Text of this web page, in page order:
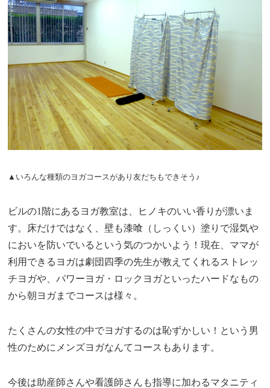
▲いろんな種類のヨガコースがあり友だちもできそう♪
ビルの1階にあるヨガ教室は、ヒノキのいい香りが漂いま
す。床だけではなく、壁も漆喰（しっくい）塗りで湿気や
においを防いでいるという気のつかいよう！現在、ママが
利用できるヨガは劇団四季の先生が教えてくれるストレッ
チヨガや、パワーヨガ・ロックヨガといったハードなもの
から朝ヨガまでコースは様々。
たくさんの女性の中でヨガするのは恥ずかしい！という男
性のためにメンズヨガなんてコースもあります。
今後は助産師さんや看護師さんも指導に加わるマタニティ